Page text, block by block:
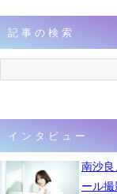
記事の検索
インタビュー
南沙
ール